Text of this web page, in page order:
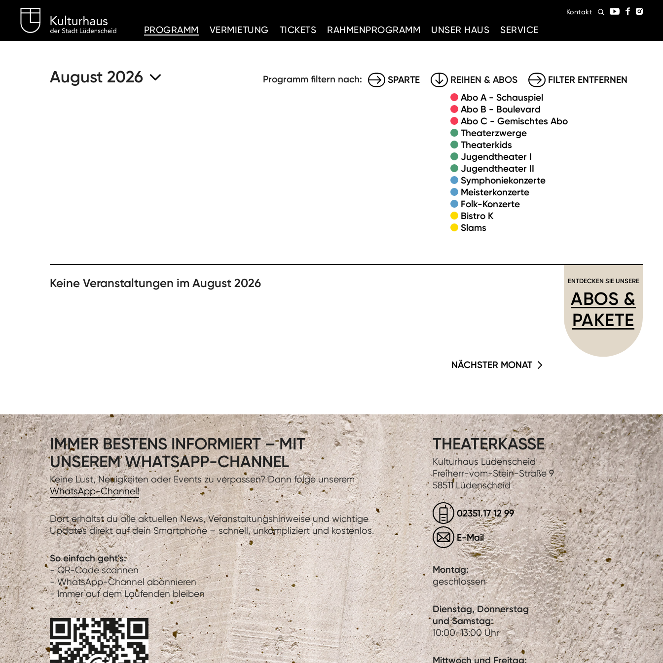
PROGRAMM
VERMIETUNG TICKETS RAHMENPROGRAMM UNSER HAUS SERVICE
Kontakt
August 2026 Programm filtern nach: SPARTE
REIHEN & ABOS
Abo A - Schauspiel
Abo B - Boulevard
Abo C - Gemischtes Abo
Theaterzwerge
Theaterkids
Jugendtheater I
Jugendtheater II
Symphoniekonzerte
Meisterkonzerte
Folk-Konzerte
Bistro K
Slams
FILTER ENTFERNEN
Keine Veranstaltungen im August 2026 ENTDECKEN SIE UNSERE
ABOS &
PAKETE
NÄCHSTER MONAT
IMMER BESTENS INFORMIERT – MIT
UNSEREM WHATSAPP-CHANNEL
Keine Lust, Neuigkeiten oder Events zu verpassen? Dann folge unserem
WhatsApp-Channel!
Dort erhältst du alle aktuellen News, Veranstaltungshinweise und wichtige
Updates direkt auf dein Smartphone – schnell, unkompliziert und kostenlos.
So einfach geht's:
- QR-Code scannen
- WhatsApp-Channel abonnieren
- Immer auf dem Laufenden bleiben
THEATERKASSE
Kulturhaus Lüdenscheid
Freiherr-vom-Stein-Straße 9
58511 Lüdenscheid
02351.17 12 99
E-Mail
Montag:
geschlossen
Dienstag, Donnerstag
und Samstag:
10:00-13:00 Uhr
Mittwoch und Freitag: